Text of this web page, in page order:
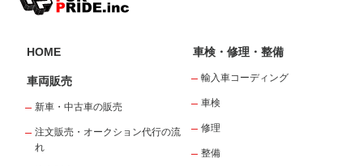
HOME
車両販売
新車・中古車の販売
注文販売・オークション代行の流
れ
車検・修理・整備
輸入車コーディング
車検
修理
整備